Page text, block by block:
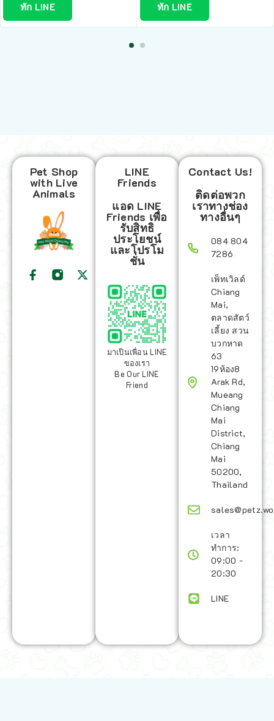
ทัก LINE ทัก LINE
Pet Shop
with Live
Animals
LINE
Friends
แอด LINE
Friends เพื่อ
รับสิทธิ
ประโยชน์
และโปรโม
ชั่น
มาเป็นเพื่อน LINE
ของเรา
Be Our LINE
Friend
Contact Us!
ติดต่อพวก
เราทางช่อง
ทางอื่นๆ
084 804
7286
เพ็ทเวิลด์
Chiang
Mai,
ตลาดสัตว์
เลี้ยง สวน
บวกหาด
63
19ห้อง8
Arak Rd,
Mueang
Chiang
Mai
District,
Chiang
Mai
50200,
Thailand
เวลา
ทำการ:
09:00 -
20:30
LINE